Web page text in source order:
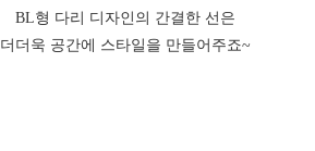
BL형 다리 디자인의 간결한 선은
더더욱 공간에 스타일을 만들어주죠~